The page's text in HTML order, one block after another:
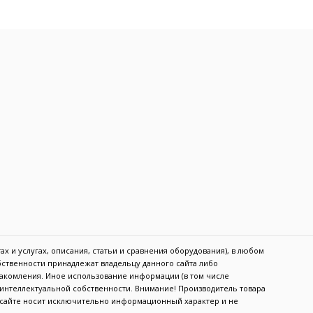
и услугах, описания, статьи и сравнения оборудования), в любом
принадлежат владельцу данного сайта либо
Иное использование информации (в том числе
собственности. Внимание! Производитель товара
носит исключительно информационный характер и не